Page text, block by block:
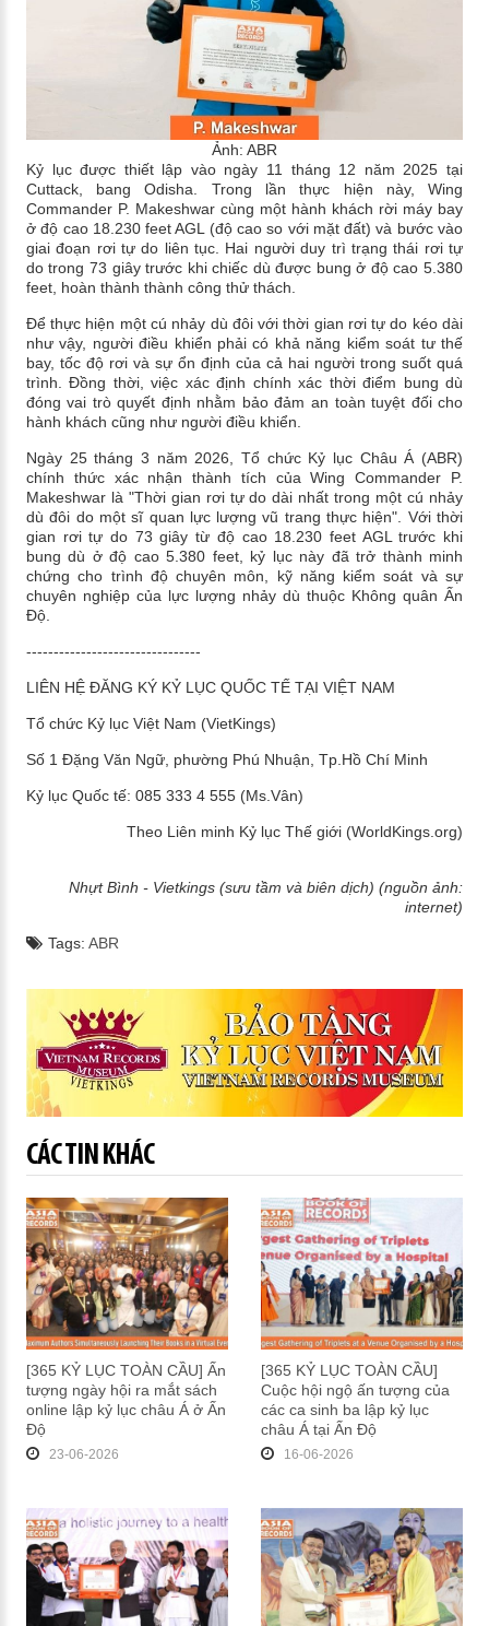
Ảnh: ABR
Kỷ lục được thiết lập vào ngày 11 tháng 12 năm 2025 tại
Cuttack, bang Odisha. Trong lần thực hiện này, Wing
Commander P. Makeshwar cùng một hành khách rời máy bay
ở độ cao 18.230 feet AGL (độ cao so với mặt đất) và bước vào
giai đoạn rơi tự do liên tục. Hai người duy trì trạng thái rơi tự
do trong 73 giây trước khi chiếc dù được bung ở độ cao 5.380
feet, hoàn thành thành công thử thách.
Để thực hiện một cú nhảy dù đôi với thời gian rơi tự do kéo dài
như vậy, người điều khiển phải có khả năng kiểm soát tư thế
bay, tốc độ rơi và sự ổn định của cả hai người trong suốt quá
trình. Đồng thời, việc xác định chính xác thời điểm bung dù
đóng vai trò quyết định nhằm bảo đảm an toàn tuyệt đối cho
hành khách cũng như người điều khiển.
Ngày 25 tháng 3 năm 2026, Tổ chức Kỷ lục Châu Á (ABR)
chính thức xác nhận thành tích của Wing Commander P.
Makeshwar là "Thời gian rơi tự do dài nhất trong một cú nhảy
dù đôi do một sĩ quan lực lượng vũ trang thực hiện". Với thời
gian rơi tự do 73 giây từ độ cao 18.230 feet AGL trước khi
bung dù ở độ cao 5.380 feet, kỷ lục này đã trở thành minh
chứng cho trình độ chuyên môn, kỹ năng kiểm soát và sự
chuyên nghiệp của lực lượng nhảy dù thuộc Không quân Ấn
Độ.
--------------------------------
LIÊN HỆ ĐĂNG KÝ KỶ LỤC QUỐC TẾ TẠI VIỆT NAM
Tổ chức Kỷ lục Việt Nam (VietKings)
Số 1 Đặng Văn Ngữ, phường Phú Nhuận, Tp.Hồ Chí Minh
Kỷ lục Quốc tế: 085 333 4 555 (Ms.Vân)
Theo Liên minh Kỷ lục Thế giới (WorldKings.org)
Nhựt Bình - Vietkings (sưu tầm và biên dịch) (nguồn ảnh:
internet)
Tags: ABR
CÁC TIN KHÁC
[365 KỶ LỤC TOÀN CẦU] Ấn
tượng ngày hội ra mắt sách
online lập kỷ lục châu Á ở Ấn
Độ
23-06-2026
[365 KỶ LỤC TOÀN CẦU]
Cuộc hội ngộ ấn tượng của
các ca sinh ba lập kỷ lục
châu Á tại Ấn Độ
16-06-2026